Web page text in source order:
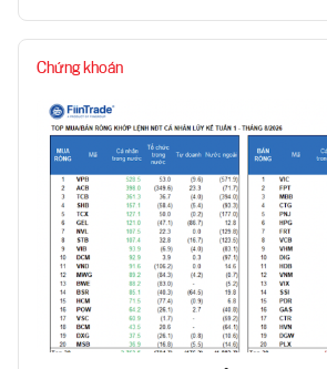
Chứng khoán